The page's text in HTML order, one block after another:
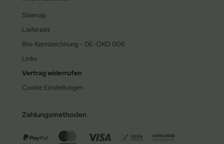
Sitemap
Lieferzeit
Bio-Kennzeichnung - DE-ÖKO 006
Links
Vertrag widerrufen
Cookie Einstellungen
Zahlungsmethoden